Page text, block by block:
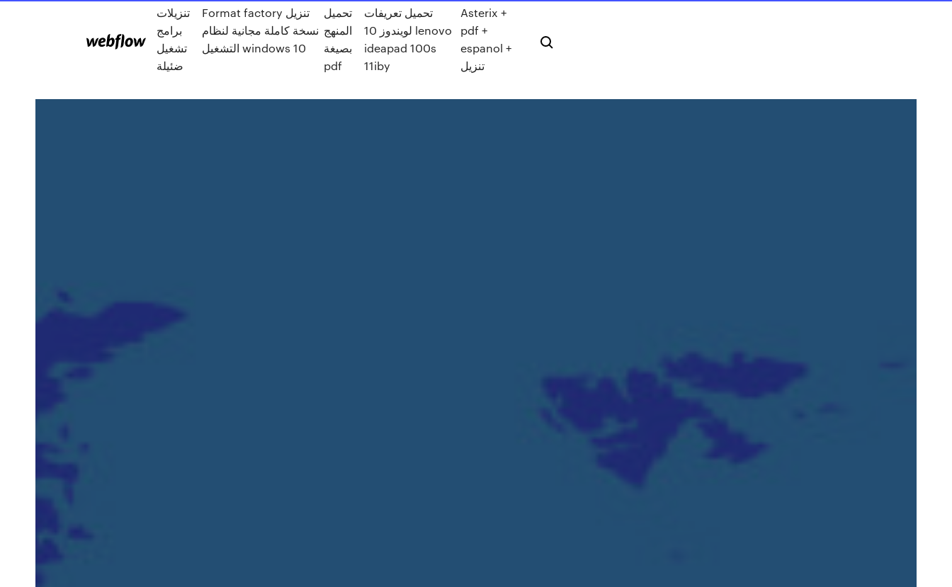
تنزيلات
برامج
تشغيل
ضئيلة
Format factory تنزيل
نسخة كاملة مجانية لنظام
التشغيل windows 10
تحميل
المنهج
بصيغة
pdf
تحميل تعريفات
لويندوز 10 lenovo
ideapad 100s
11iby
Asterix +
pdf +
espanol +
تنزيل